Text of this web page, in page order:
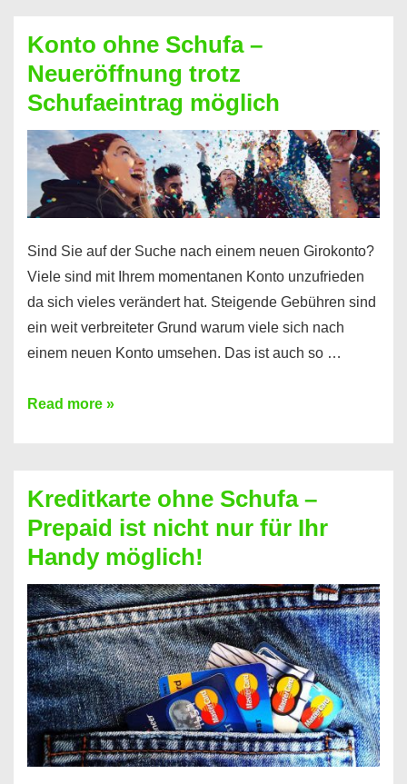
Sie
einen
Kredit
ohne
Einkommensnachweis
Konto ohne Schufa –
Neueröffnung trotz
Schufaeintrag möglich
Sind Sie auf der Suche nach einem neuen Girokonto?
Viele sind mit Ihrem momentanen Konto unzufrieden
da sich vieles verändert hat. Steigende Gebühren sind
ein weit verbreiteter Grund warum viele sich nach
einem neuen Konto umsehen. Das ist auch so …
Konto
Neueröffnung
trotz
Schufaeintrag
möglich
Read more »
Kreditkarte ohne Schufa –
Prepaid ist nicht nur für Ihr
Handy möglich!